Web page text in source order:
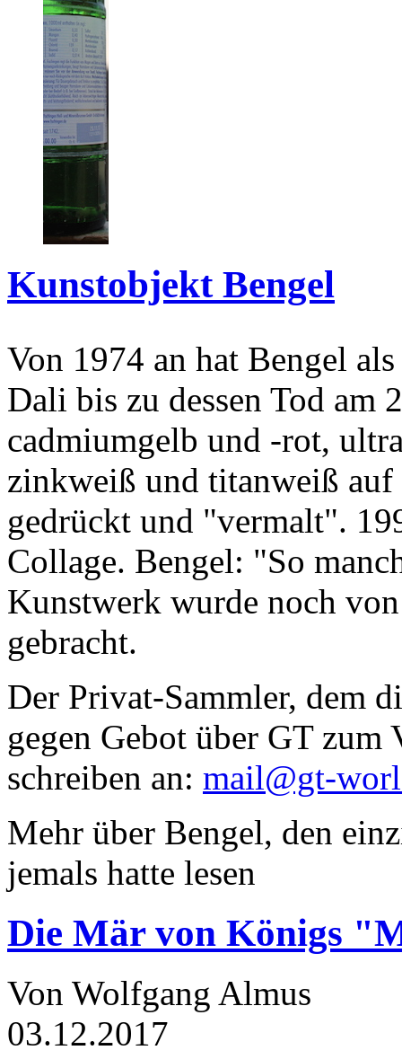
Kunstobjekt Bengel
Von 1974 an hat Bengel
Dali bis zu dessen Tod am
cadmiumgelb und -rot,
zinkweiß und titanweiß
gedrückt und "vermalt".
Collage. Bengel: "So
Kunstwerk wurde noch
gebracht.
Der Privat-Sammler, dem
gegen Gebot über GT zum
schreiben an: mail@gt-
Mehr über Bengel, den
jemals hatte lesen
Die Mär von Königs
Von Wolfgang Almus
03.12.2017